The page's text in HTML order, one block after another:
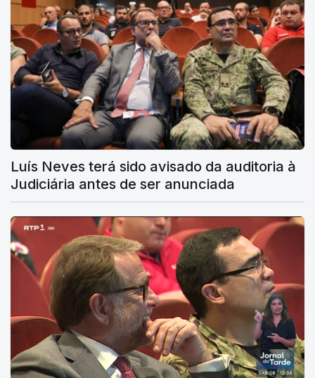
Luís Neves terá sido avisado da auditoria à
Judiciária antes de ser anunciada